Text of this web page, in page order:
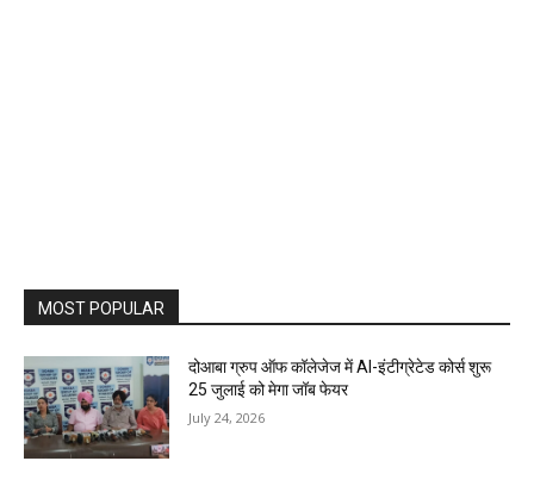
MOST POPULAR
दोआबा ग्रुप ऑफ कॉलेजेज में AI-इंटीग्रेटेड कोर्स शुरू
25 जुलाई को मेगा जॉब फेयर
July 24, 2026